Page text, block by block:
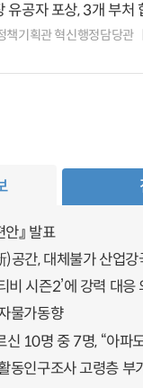
유공자 포상, 3개 부처
책기획관 혁신행정담당관
』 발표
공간, 대체불가 산업강
비 시즌2’에 강력 대응
물가동향
동인구조사 고령층 부